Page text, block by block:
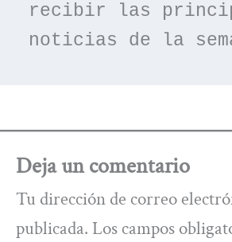
recibir las
noticias de la
Deja un comentario
Tu dirección de correo
publicada. Los campos